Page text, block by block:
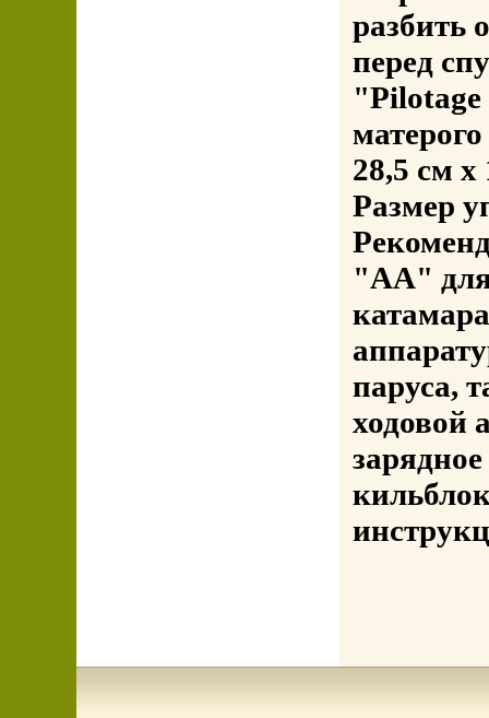
разбить
перед
28,5 см
Размер
"АА" для
паруса,
ходовой